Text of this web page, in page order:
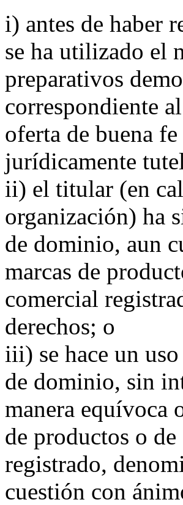
i) antes de haber
se ha utilizado el
preparativos
correspondiente
oferta de buena
jurídicamente
ii) el titular (en
organización) ha
de dominio, aun
marcas de
comercial
derechos; o
iii) se hace un
de dominio, sin
manera equívoca
de productos o
registrado,
cuestión con